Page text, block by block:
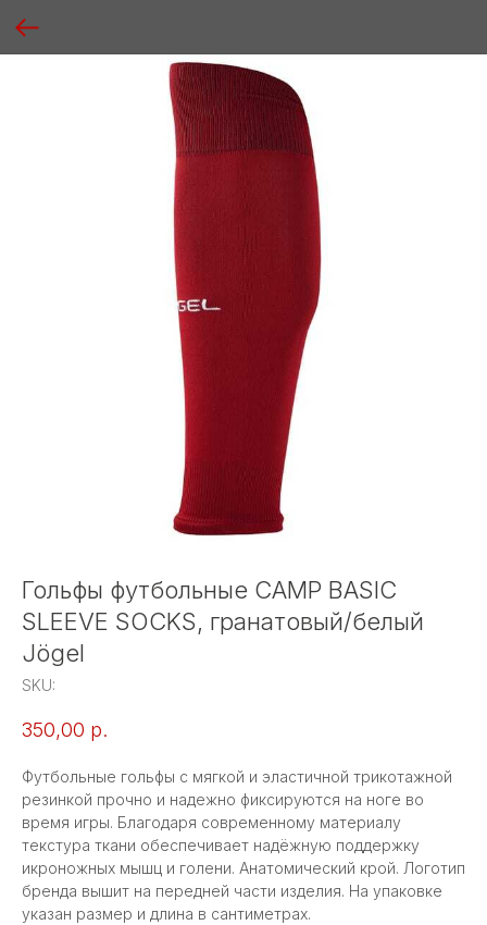
Гольфы футбольные CAMP BASIC
SLEEVE SOCKS, гранатовый/белый
Jögel
SKU:
350,00 р.
Футбольные гольфы с мягкой и эластичной трикотажной
резинкой прочно и надежно фиксируются на ноге во
время игры. Благодаря современному материалу
текстура ткани обеспечивает надёжную поддержку
икроножных мышц и голени. Анатомический крой. Логотип
бренда вышит на передней части изделия. На упаковке
указан размер и длина в сантиметрах.